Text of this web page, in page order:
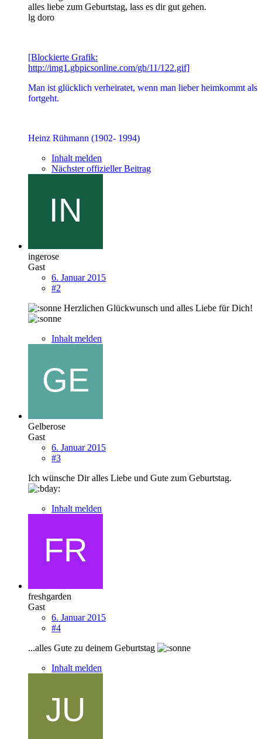
alles liebe zum Geburtstag, lass es dir gut gehen.
lg doro
[Blockierte Grafik:
http://img1.gbpicsonline.com/gb/11/122.gif]
Man ist glücklich verheiratet, wenn man lieber heimkommt als
fortgeht.
Heinz Rühmann (1902- 1994)
Inhalt melden
Nächster offizieller Beitrag
ingerose
Gast
6. Januar 2015
#2
Herzlichen Glückwunsch und alles Liebe für Dich!
Inhalt melden
Gelberose
Gast
6. Januar 2015
#3
Ich wünsche Dir alles Liebe und Gute zum Geburtstag.
Inhalt melden
freshgarden
Gast
6. Januar 2015
#4
...alles Gute zu deinem Geburtstag
Inhalt melden